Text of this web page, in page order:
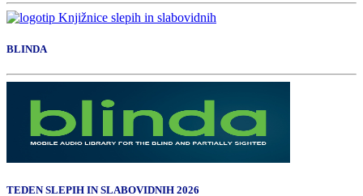
BLINDA
TEDEN SLEPIH IN SLABOVIDNIH 2026